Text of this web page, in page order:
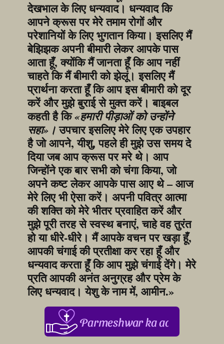
देखभाल के लिए धन्यवाद। धन्यवाद कि
आपने क्रूस पर मेरे तमाम रोगों और
परेशानियों के लिए भुगतान किया। इसलिए मैं
बेझिझक अपनी बीमारी लेकर आपके पास
आता हूँ, क्योंकि मैं जानता हूँ कि आप नहीं
चाहते कि मैं बीमारी को झेलूं। इसलिए मैं
प्रार्थना करता हूँ कि आप इस बीमारी को दूर
करें और मुझे बुराई से मुक्त करें। बाइबल
कहती है कि «हमारी पीड़ाओं को उन्होंने
सहा»। उपचार इसलिए मेरे लिए एक उपहार
है जो आपने, यीशु, पहले ही मुझे उस समय दे
दिया जब आप क्रूस पर मरे थे। आप
जिन्होंने एक बार सभी को चंगा किया, जो
अपने कष्ट लेकर आपके पास आए थे – आज
मेरे लिए भी ऐसा करें। अपनी पवित्र आत्मा
की शक्ति को मेरे भीतर प्रवाहित करें और
मुझे पूरी तरह से स्वस्थ बनाएं, चाहे वह तुरंत
हो या धीरे-धीरे। मैं आपके वचन पर खड़ा हूँ,
आपकी चंगाई की प्रतीक्षा कर रहा हूँ और
धन्यवाद करता हूँ कि आप मुझे चंगाई देंगे। मेरे
प्रति आपकी अनंत अनुग्रह और प्रेम के
लिए धन्यवाद। येशु के नाम में, आमीन.»
Parmeshwar ka aabhar,